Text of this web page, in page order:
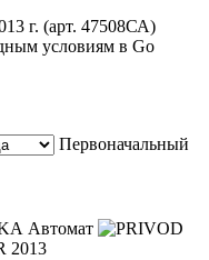
Первоначальный
Автомат
2013